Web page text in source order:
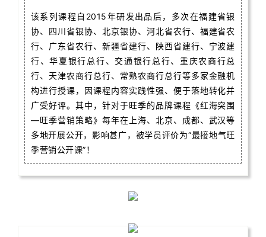
该系列课程自2015年研发出品后，多次在福建省银
协、四川省银协、北京银协、河北省农行、福建省农
行、广东省农行、新疆省建行、陕西省建行、宁波建
行、华夏银行总行、交通银行总行、重庆农商行总
行、天津农商行总行、常熟农商行总行等多家金融机
构进行授课，因课程内容实践性强、便于落地转化并
广受好评。其中，针对于旺季的品牌课程《红海突围
—旺季营销策略》每年在上海、北京、成都、武汉等
多地开展公开，影响甚广，被学员评价为“最接地气旺
季营销公开课”！